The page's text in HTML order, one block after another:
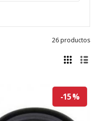
26 productos
-15 %